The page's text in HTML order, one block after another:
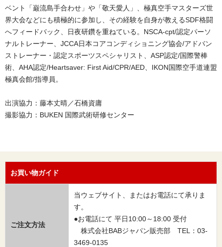
ベント「巌流島手合わせ」や「敬天愛人」、極真空手マスターズ世
界大会などにも積極的に参加し、その経験を自身が教えるSDF格闘
へフィードバック、日夜研鑽を重ねている。NSCA-cpt/認定パーソ
ナルトレーナー、JCCA日本コアコンディショニング協会/アドバン
ストレーナー・認定スポーツスペシャリスト、ASP認定/国際警棒
術、AHA認定/Heartsaver: First Aid/CPR/AED、IKON国際空手道連盟
極真会館/指導員。
出演協力：藤本丈晴／石橋資庸
撮影協力：BUKEN 国際武術研修センター
お買い物ガイド
ご注文方法
当ウェブサイト、またはお電話にて承りま
す。
●お電話にて 平日10:00～18:00 受付
株式会社BABジャパン販売部 TEL：03-
3469-0135